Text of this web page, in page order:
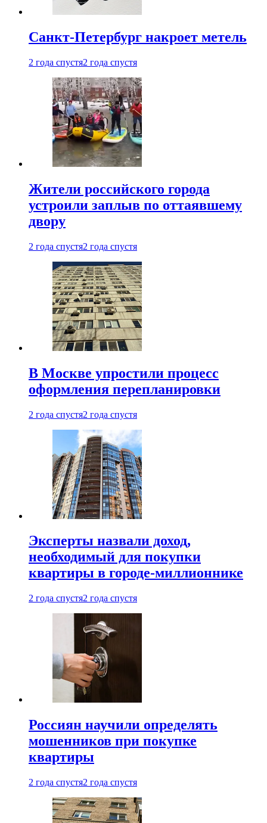
Санкт-Петербург накроет метель
2 года спустя2 года спустя
Жители российского города
устроили заплыв по оттаявшему
двору
2 года спустя2 года спустя
В Москве упростили процесс
оформления перепланировки
2 года спустя2 года спустя
Эксперты назвали доход,
необходимый для покупки
квартиры в городе-миллионнике
2 года спустя2 года спустя
Россиян научили определять
мошенников при покупке
квартиры
2 года спустя2 года спустя